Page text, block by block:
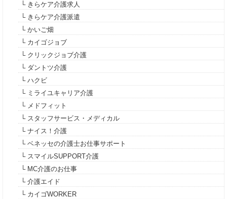
└ きらケア介護求人
└ きらケア介護派遣
└ かいご畑
└ カイゴジョブ
└ クリックジョブ介護
└ ダントツ介護
└ ハクビ
└ ミライユキャリア介護
└ メドフィット
└ スタッフサービス・メディカル
└ ナイス！介護
└ ベネッセの介護士お仕事サポート
└ スマイルSUPPORT介護
└ MC介護のお仕事
└ 介護エイド
└ カイゴWORKER